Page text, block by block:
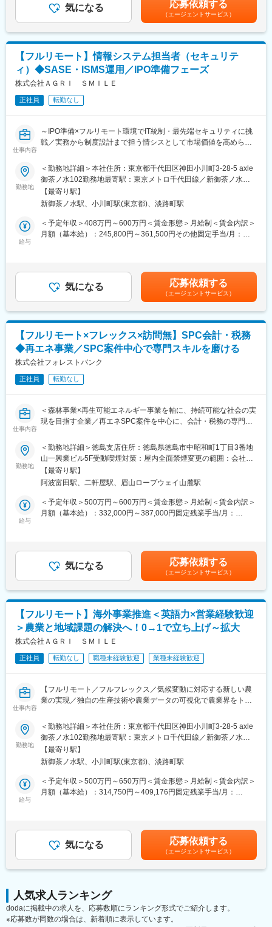
テナンス作業を行う等、ただの営業活動で終わるのではなく、技
直行直帰OKなど、働き方改革がしっかりと成果に現れている優良
企業です。
■当社の魅力：
創業130年以上・東証上場の安定基盤を持つ丸山製作所は、消火
器から事業を開始し、現在ではポンプ・エンジン技術をコアに農
業・産業機械分野で高い競争力を発揮するメーカーです。長年培
った技術力により、防除機や高圧洗浄機など幅広い製品を展開
し、国内外で事業領域を拡大しています。
働き方の面では、年間休日125日・完全週休2日制に加え、フレッ
ランスを重視した環境を整備しています。 また、退職金制度や住
宅補助、持株会、共済会など福利厚生も充実しており、社員が長
く安心して働ける体制を構築。
さらに開発・生産から販売・アフターサービスまでを一貫して担
門性を高められる点も魅力です。社会インフラや環境分野に貢献
する製品を通じて、安定性と成長性を両立したキャリアを築くこ
はあくまでも目安の金額であり、選考を通じて上下する可能性が
あります。月給(月額)は固定手当を含めた表記です。
気になる 応募依頼する
（エージェントサービス）
【フルリモート】情報システム担当者（セキュリテ
ィ）◆SASE・ISMS運用／IPO準備フェーズ
株式会社ＡＧＲＩ ＳＭＩＬＥ
正社員 転勤なし
仕事内容
～IPO準備×フルリモート環境でIT統制・最先端セキュリティに挑
戦／実務から制度設計まで担う情シスとして市場価値を高められ
■業務内容：
◇フルリモート環境で、情報システム業務全般に関わっていただ
きます。
◇当部門では現在、情報システム責任者1名、パートスタッフ2名
が在籍しており（平均年齢31歳）、実務から制度の策定まで幅広
く対応し、一緒に情報システム部門を作っていただける方を募集
どの上流工程へ徐々に業務の幅を広げていただきます。
◇MDMツール（LANSCOPE）を使用した貸与デバイスの運用・
管理
◇各種ベンダーとの調整、問い合わせ対応
【コーポレートIT・ヘルプデスク領域（主担当）】
◇各種SaaS（Google Workspace、Slack、Notion、1Password
など）のアカウント・ライセンス管理、運用
◇貸与デバイスおよびIT資産の管理、キッティング、入社時研修
の実施
◇社内ヘルプデスク対応、FAQやマニュアルの作成・整備
◇ISMS事務局の対応、および運用の継続的改善（SecureNavi等
の活用）
◇情報セキュリティ規程・ガイドラインの整備、SaaS・AIサービ
ス導入時のセキュリティ評価
対応
◇セキュリティインシデント対応および再発防止策の策定、社内
Google Workspace、Slack、Notion、1password、ZOOM、
Microsoft 365、Windows 365、Adobe、Goodline、
SecureNavi、Apple Business Manager、Deep Instinct、
LANSCOPE、Verona SASE、Sansan
変更の範囲：会社の定める業務
勤務地
＜勤務地詳細＞本社住所：東京都千代田区神田小川町3-28-5 axle
御茶ノ水102勤務地最寄駅：東京メトロ千代田線／新御茶ノ水駅
受動喫煙対策：屋内全面禁煙変更の範囲：会社の定める事業所
（リモートワーク含む）
【最寄り駅】
新御茶ノ水駅、小川町駅(東京都)、淡路町駅
給与
＜予定年収＞408万円～600万円＜賃金形態＞月給制＜賃金内訳＞
月額（基本給）：245,800円～361,500円その他固定手当/月：
無＞有＜残業手当＞有＜給与補足＞※経験やスキルを考慮して決定
します。■その他固定手当：深夜残業手当20時間分（超過分は別
途追加支給）賃金はあくまでも目安の金額であり、選考を通じて
上下する可能性があります。月給(月額)は固定手当を含めた表記で
す。
気になる 応募依頼する
（エージェントサービス）
【フルリモート×フレックス×訪問無】SPC会計・税務
◆再エネ事業／SPC案件中心で専門スキルを磨ける
株式会社フォレストバンク
正社員 転勤なし
仕事内容
＜森林事業×再生可能エネルギー事業を軸に、持続可能な社会の実
現を目指す企業／再エネSPC案件を中心に、会計・税務の専門性
■業務内容：
再生可能エネルギー（主に太陽光発電）に関するSPC案件を中心
に、以下の業務を段階的にお任せします。
まずは会計・税務業務からスタートし、将来的には上流工程にも
関わっていただく想定です。
＜会計業務＞
・発電設備等の固定資産管理、減価償却
・プロジェクト単位での収支管理
・SPC特有の税務論点の整理
・税理士法人との折衝・資料作成
・再エネ関連の税制優遇の適用検討
＜SPC関連業務（キャリアに応じて）＞
・SPC設立に向けたスキーム検討補助
・出資者向け資料の作成支援
・資金調達スキームの管理
・契約・定款管理、運営管理
・クライアント（主に都市部企業）との打合せ対応（オンライン
中心）
・業務フロー整備、効率化推進
・監査対応など
■組織構成：
約20名
（1） SPC×再エネという専門性の高い領域
・市場価値の高いスキルが身につく環境
（2） 一括受託モデルで上流まで関われる
・SPCの設立～運営～税務申告までワンストップで提供
・クライアントは東京・大阪中心で訪問ほぼなし
・オンライン完結の業務設計のため、フルリモートが実現
（4） 働きやすい環境
・フルリモート／フルフレックス
勤務地
＜勤務地詳細＞徳島支店住所：徳島県徳島市中昭和町1丁目3番地
山一興業ビル5F受動喫煙対策：屋内全面禁煙変更の範囲：会社の
定める事業所（リモートワーク含む）
【最寄り駅】
阿波富田駅、二軒屋駅、眉山ロープウェイ山麓駅
給与
＜予定年収＞500万円～600万円＜賃金形態＞月給制＜賃金内訳＞
月額（基本給）：332,000円～387,000円固定残業手当/月：
齢、経験を考慮の上、決定します。※賞与あり（年最大3回、2ヶ
月分、業績に応じて支給）賃金はあくまでも目安の金額であり、
選考を通じて上下する可能性があります。月給(月額)は固定手当を
含めた表記です。
気になる 応募依頼する
（エージェントサービス）
【フルリモート】海外事業推進＜英語力×営業経験歓迎
＞農業と地域課題の解決へ！0→1で立ち上げ～拡大
株式会社ＡＧＲＩ ＳＭＩＬＥ
正社員 転勤なし 職種未経験歓迎 業種未経験歓迎
仕事内容
【フルリモート／フルフレックス／気候変動に対応する新しい農
業の実現／独自の生産技術や農業データの可視化で農業界をトー
■業務内容
海外事業の立ち上げ・推進担当者として、担当国におけるパート
ナー候補との商談、関係構築・実証プロジェクト運営管理、現地
規制対応など、事業開発・推進を一任します。（担当国はASEAN
地域を想定）
現地での導入試験やプロジェクトの進捗管理、および海外現地メ
ンバーとの協働
経営層の戦略に基づいた事業計画の策定、および現地でのPDCA
サイクルの実行
勤務地
＜勤務地詳細＞本社住所：東京都千代田区神田小川町3-28-5 axle
御茶ノ水102勤務地最寄駅：東京メトロ千代田線／新御茶ノ水駅
受動喫煙対策：屋内全面禁煙変更の範囲：会社の定める事業所
（リモートワーク含む）
【最寄り駅】
新御茶ノ水駅、小川町駅(東京都)、淡路町駅
給与
＜予定年収＞500万円～650万円＜賃金形態＞月給制＜賃金内訳＞
月額（基本給）：314,750円～409,176円固定残業手当/月：
でも目安の金額であり、選考を通じて上下する可能性がありま
す。月給(月額)は固定手当を含めた表記です。
気になる 応募依頼する
（エージェントサービス）
人気求人ランキング
dodaに掲載中の求人を、応募数順にランキング形式でご紹介します。
※応募数が同数の場合は、新着順に表示しています。